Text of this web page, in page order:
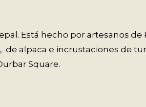
Está hecho por artesanos de
alpaca e incrustaciones de
Square.